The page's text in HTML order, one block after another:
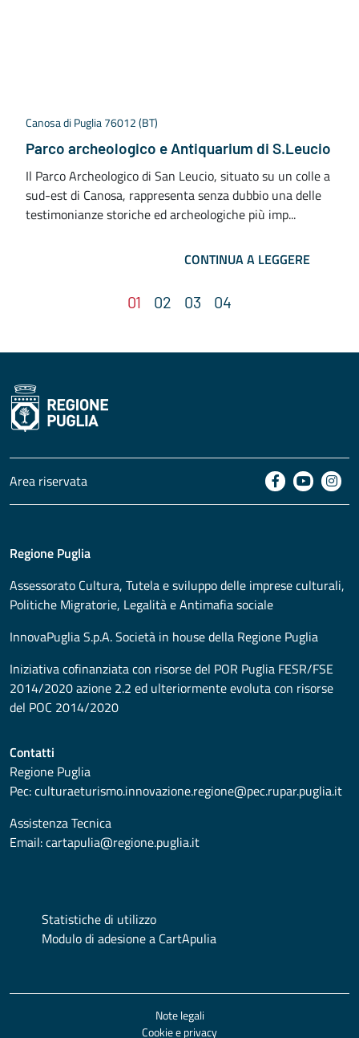
Canosa di Puglia 76012 (BT)
Parco archeologico e Antiquarium di S.Leucio
Il Parco Archeologico di San Leucio, situato su un colle a
sud-est di Canosa, rappresenta senza dubbio una delle
testimonianze storiche ed archeologiche più imp...
CONTINUA A LEGGERE
Area riservata
Regione Puglia
Assessorato Cultura, Tutela e sviluppo delle imprese culturali,
Politiche Migratorie, Legalità e Antimafia sociale
InnovaPuglia S.p.A. Società in house della Regione Puglia
Iniziativa cofinanziata con risorse del POR Puglia FESR/FSE
2014/2020 azione 2.2 ed ulteriormente evoluta con risorse
del POC 2014/2020
Contatti
Regione Puglia
Pec:culturaeturismo.innovazione.regione@pec.rupar.puglia.it
Assistenza Tecnica
Email:cartapulia@regione.puglia.it
Statistiche di utilizzo
Modulo di adesione a CartApulia
Note legali
Cookie e privacy